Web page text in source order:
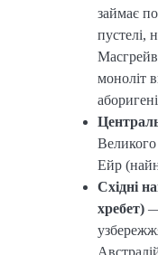
займає
пустелі,
моноліт
Великого
Ейр
Східні
хребет) —